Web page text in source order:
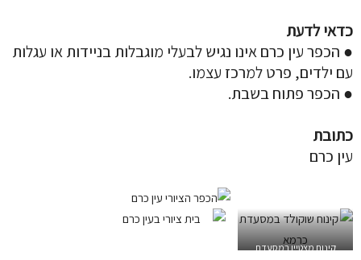
כדאי לדעת
● הכפר עין כרם אינו נגיש לבעלי מוגבלות בניידות או עגלות
עם ילדים, פרט למרכז עצמו.
● הכפר פתוח בשבת.
כתובת
עין כרם
קינוח מצטיין במסעדת